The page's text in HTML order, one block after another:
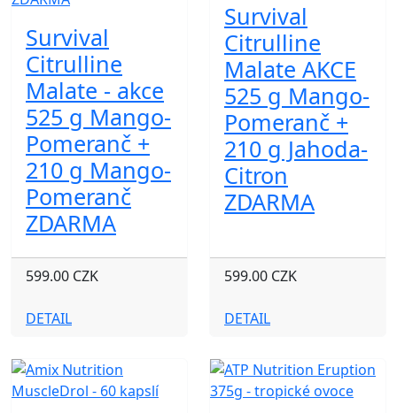
Survival
Citrulline
Malate - akce
525 g Mango-
Pomeranč +
210 g Mango-
Pomeranč
ZDARMA
599.00 CZK
DETAIL
Survival
Citrulline
Malate AKCE
525 g Mango-
Pomeranč +
210 g Jahoda-
Citron
ZDARMA
599.00 CZK
DETAIL